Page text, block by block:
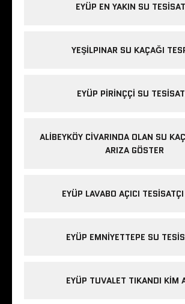
EYÜP EN YAKIN SU
YEŞILPINAR SU KAÇAĞI
EYÜP PIRINÇÇI SU
ALIBEYKÖY CIVARINDA OLAN SU
ARIZA GÖSTER
EYÜP LAVABO AÇICI
EYÜP EMNIYETTEPE SU
EYÜP TUVALET TIKANDI KIM